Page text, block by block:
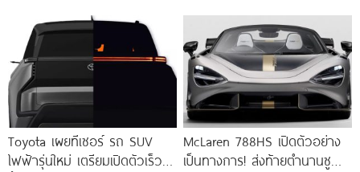
Toyota เผยทีเซอร์ รถ SUV
ไฟฟ้ารุ่นใหม่ เตรียมเปิดตัวเร็ว ๆ
McLaren 788HS เปิดตัวอย่าง
เป็นทางการ! ส่งท้ายตำนานซู